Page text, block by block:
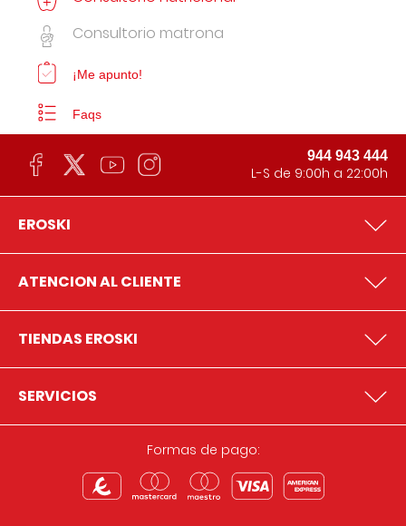
Consultorio matrona
¡Me apunto!
Faqs
944 943 444
L-S de 9:00h a 22:00h
EROSKI
ATENCION AL CLIENTE
TIENDAS EROSKI
SERVICIOS
Formas de pago: